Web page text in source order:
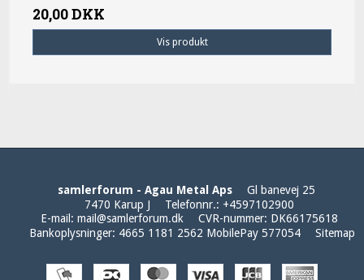
20,00 DKK
Vis produkt
samlerforum - Agau Metal Aps
Gl banevej 25
7470 Karup J
Telefonnr.: +4597102900
E-mail : mail@samlerforum.dk CVR-nummer: DK66175618
Bankoplysninger: 4665 1181 2562 MobilePay 577054 Sitemap